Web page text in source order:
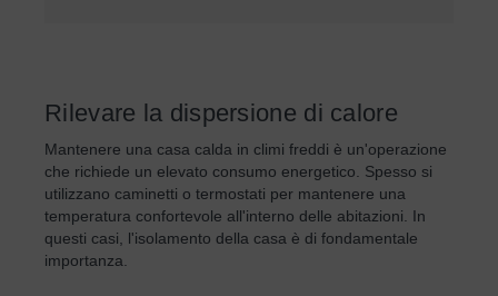
Rilevare la dispersione di calore
Mantenere una casa calda in climi freddi è un'operazione
che richiede un elevato consumo energetico. Spesso si
utilizzano caminetti o termostati per mantenere una
temperatura confortevole all'interno delle abitazioni. In
questi casi, l'isolamento della casa è di fondamentale
importanza.